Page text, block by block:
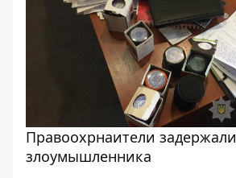
Правоохрнаители задержали
злоумышленника